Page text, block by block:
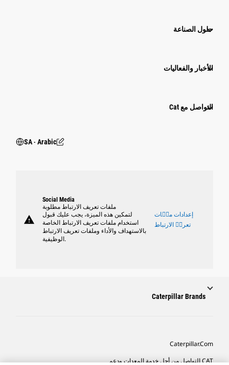
حلول الصناعة
الأخبار والفعاليات
التواصل مع Cat
SA ‧ Arabic
warning
Social Media
ملفات تعريف الارتباط مطلوبة
لتمكين هذه الميزة، يجب عليك قبول
استخدام ملفات تعريف الارتباط الخاصة
بالاستهداف والأداء وملفات تعريف الارتباط
الوظيفية.
إعدادات ملٝات
تعريٝ الارتباط
Caterpillar Brands
Caterpillar.com
CAT التواصل من أجل خدمة المعدات ودعم